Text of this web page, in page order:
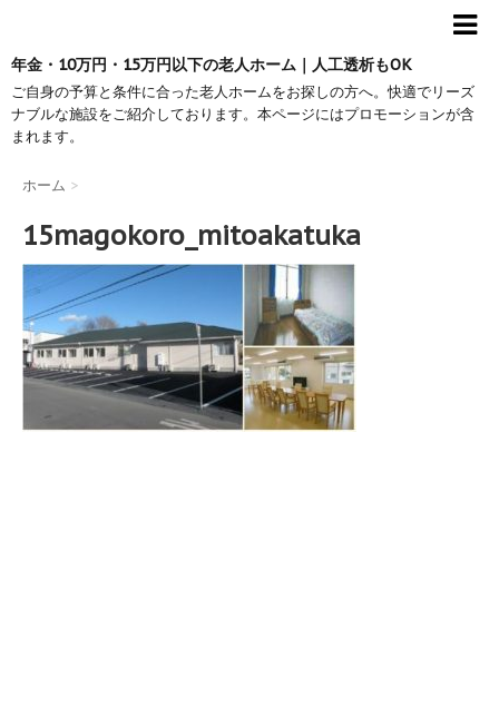
年金・10万円・15万円以下の老人ホーム｜人工透析もOK
ご自身の予算と条件に合った老人ホームをお探しの方へ。快適でリーズ
ナブルな施設をご紹介しております。本ページにはプロモーションが含
まれます。
ホーム >
15magokoro_mitoakatuka